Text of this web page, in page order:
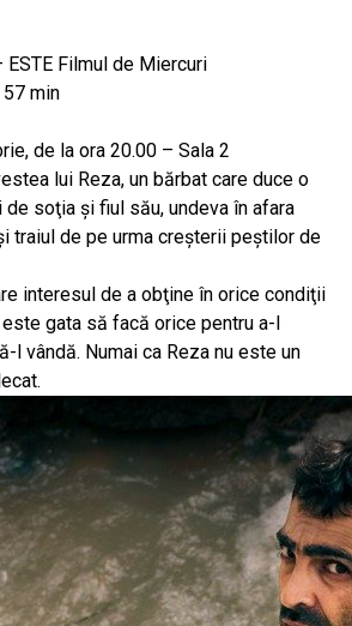
Filmul de Miercuri
57 min
de la ora 20.00 – Sala 2
lui Reza, un bărbat care duce o
soţia şi fiul său, undeva în afara
traiul de pe urma creşterii peştilor de
interesul de a obţine în orice condiţii
gata să facă orice pentru a-l
l vândă. Numai ca Reza nu este un